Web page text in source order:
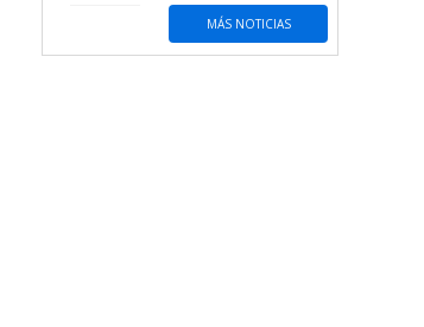
MÁS NOTICIAS